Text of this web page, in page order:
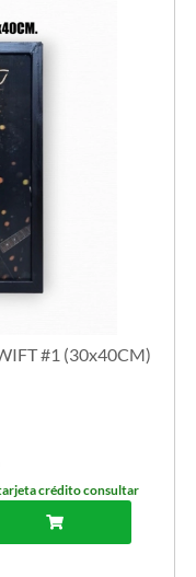
#1 (30x40CM)
crédito consultar